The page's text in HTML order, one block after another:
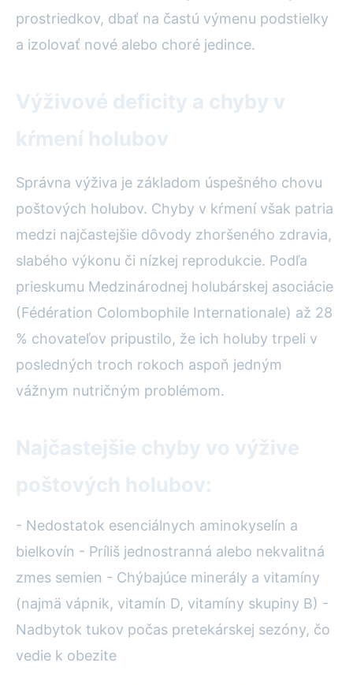
prostriedkov, dbať na častú výmenu podstielky
a izolovať nové alebo choré jedince.
Výživové deficity a chyby v
kŕmení holubov
Správna výživa je základom úspešného chovu
poštových holubov. Chyby v kŕmení však patria
medzi najčastejšie dôvody zhoršeného zdravia,
slabého výkonu či nízkej reprodukcie. Podľa
prieskumu Medzinárodnej holubárskej asociácie
(Fédération Colombophile Internationale) až 28
% chovateľov pripustilo, že ich holuby trpeli v
posledných troch rokoch aspoň jedným
vážnym nutričným problémom.
Najčastejšie chyby vo výžive
poštových holubov:
- Nedostatok esenciálnych aminokyselín a
bielkovín - Príliš jednostranná alebo nekvalitná
zmes semien - Chýbajúce minerály a vitamíny
(najmä vápnik, vitamín D, vitamíny skupiny B) -
Nadbytok tukov počas pretekárskej sezóny, čo
vedie k obezite